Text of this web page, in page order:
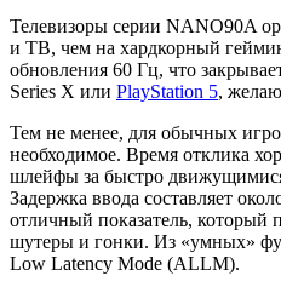
Телевизоры серии NANO90A
и ТВ, чем на хардкорный
обновления 60 Гц, что
Series X или PlayStation 5,
Тем не менее, для обычных
необходимое. Время отклика
шлейфы за быстро
Задержка ввода составляет
отличный показатель, который
шутеры и гонки. Из «умных»
Low Latency Mode (ALLM).